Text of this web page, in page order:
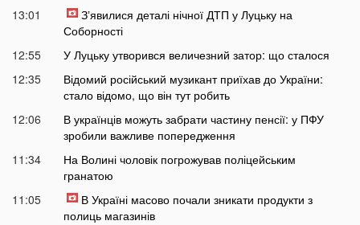
13:01
Зʼявилися деталі нічної ДТП у Луцьку на
Соборності
12:55
У Луцьку утворився величезний затор: що сталося
12:35
Відомий російський музикант приїхав до України:
стало відомо, що він тут робить
12:06
В українців можуть забрати частину пенсії: у ПФУ
зробили важливе попередження
11:34
На Волині чоловік погрожував поліцейським
гранатою
11:05
В Україні масово почали зникати продукти з
полиць магазинів